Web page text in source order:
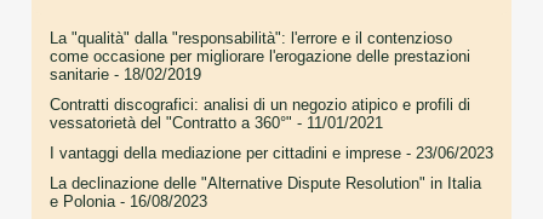
La "qualità" dalla "responsabilità": l'errore e il contenzioso
come occasione per migliorare l'erogazione delle prestazioni
sanitarie - 18/02/2019
Contratti discografici: analisi di un negozio atipico e profili di
vessatorietà del "Contratto a 360°" - 11/01/2021
I vantaggi della mediazione per cittadini e imprese - 23/06/2023
La declinazione delle "Alternative Dispute Resolution" in Italia
e Polonia - 16/08/2023